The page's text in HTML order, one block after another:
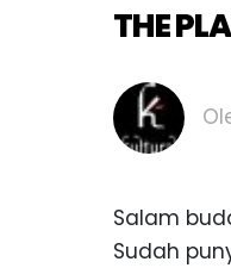
THEPLA
Salam
Sudah